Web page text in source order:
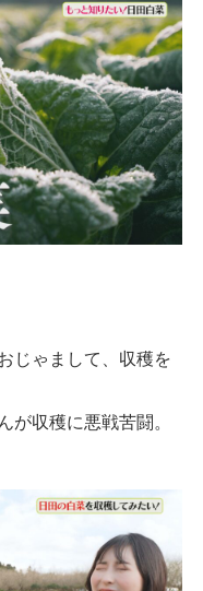
じゃまして、収穫を
収穫に悪戦苦闘。